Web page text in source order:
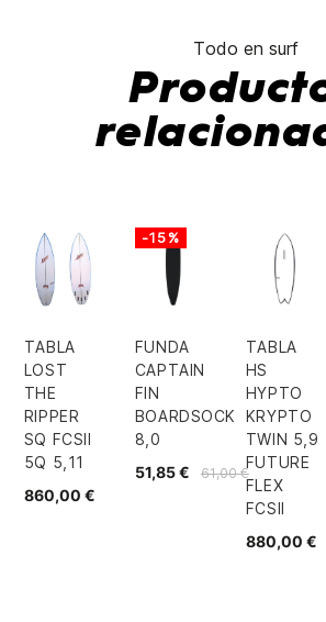
Todo en surf
TABLA
LOST
THE
RIPPER
SQ FCSII
5Q 5,11
860,00 €
FUNDA
CAPTAIN
FIN
BOARDSOCK
8,0
61,00 €
51,85 €
-15%
TABLA
HS
HYPTO
KRYPTO
TWIN 5,9
FUTURE
FLEX
FCSII
880,00 €